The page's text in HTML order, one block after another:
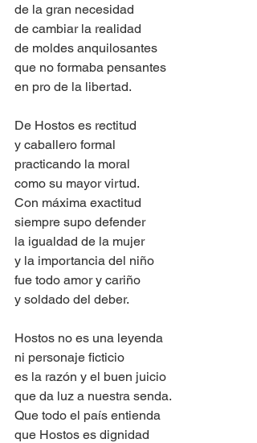
de la gran necesidad
de cambiar la realidad
de moldes anquilosantes
que no formaba pensantes
en pro de la libertad.
De Hostos es rectitud
y caballero formal
practicando la moral
como su mayor virtud.
Con máxima exactitud
siempre supo defender
la igualdad de la mujer
y la importancia del niño
fue todo amor y cariño
y soldado del deber.
Hostos no es una leyenda
ni personaje ficticio
es la razón y el buen juicio
que da luz a nuestra senda.
Que todo el país entienda
que Hostos es dignidad